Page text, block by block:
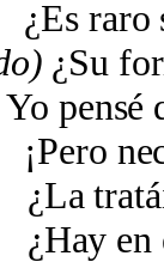
raro
¿Su
pensé
con